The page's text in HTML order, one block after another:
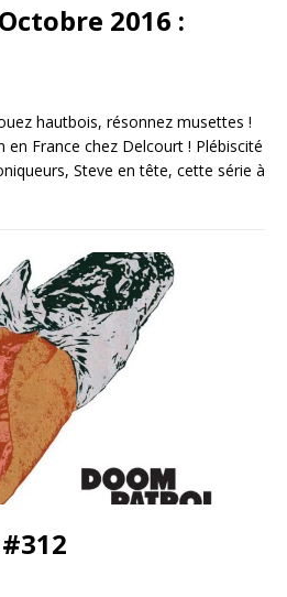
2016 :
hautbois, résonnez musettes !
en France chez Delcourt ! Plébiscité
Steve en tête, cette série à